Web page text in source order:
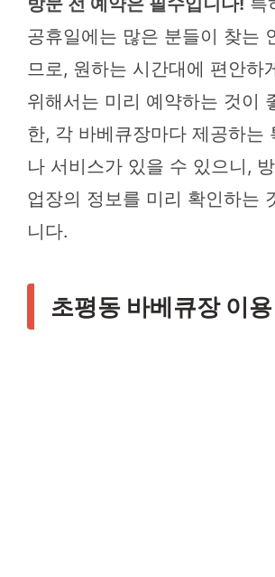
공휴일에는 많은 분들이 찾는
므로, 원하는 시간대에 편안하
위해서는 미리 예약하는 것이
한, 각 바베큐장마다 제공하는
나 서비스가 있을 수 있으니,
업장의 정보를 미리 확인하는
니다.
초평동 바베큐장 이